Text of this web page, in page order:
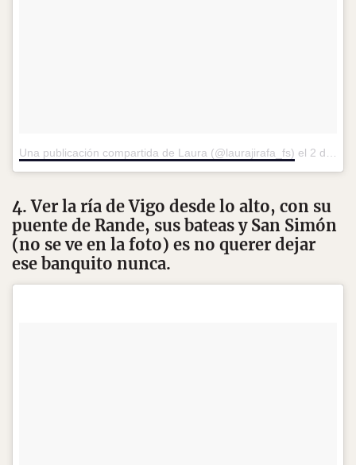
Una publicación compartida de Laura (@laurajirafa_fs) el 2 de May de 2017 a la(s) 1:56 PDT
4. Ver la ría de Vigo desde lo alto, con su
puente de Rande, sus bateas y San Simón
(no se ve en la foto) es no querer dejar
ese banquito nunca.